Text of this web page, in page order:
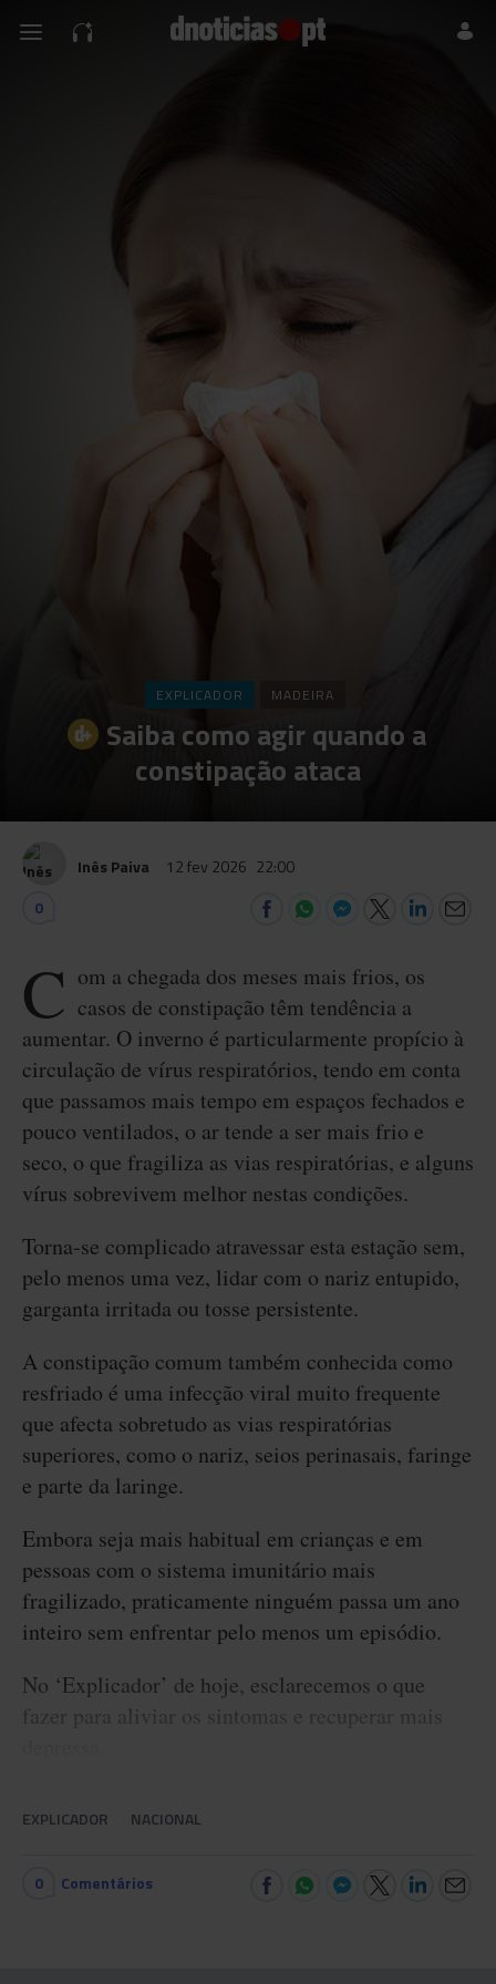
EXPLICADOR MADEIRA
Saiba como agir quando a
constipação ataca
Inês Paiva 12 fev 2026 22:00
0
C om a chegada dos meses mais frios, os
casos de constipação têm tendência a
aumentar. O inverno é particularmente propício à
circulação de vírus respiratórios, tendo em conta
que passamos mais tempo em espaços fechados e
pouco ventilados, o ar tende a ser mais frio e
seco, o que fragiliza as vias respiratórias, e alguns
vírus sobrevivem melhor nestas condições.
Torna-se complicado atravessar esta estação sem,
pelo menos uma vez, lidar com o nariz entupido,
garganta irritada ou tosse persistente.
A constipação comum também conhecida como
resfriado é uma infecção viral muito frequente
que afecta sobretudo as vias respiratórias
superiores, como o nariz, seios perinasais, faringe
e parte da laringe.
Embora seja mais habitual em crianças e em
pessoas com o sistema imunitário mais
fragilizado, praticamente ninguém passa um ano
inteiro sem enfrentar pelo menos um episódio.
No ‘Explicador’ de hoje, esclarecemos o que
fazer para aliviar os sintomas e recuperar mais
EXPLICADOR NACIONAL
0 Comentários